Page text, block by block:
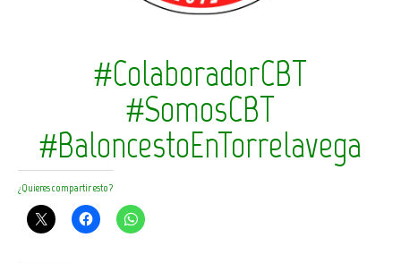
#ColaboradorCBT
#SomosCBT
#BaloncestoEnTorrelavega
¿Quieres compartir esto?